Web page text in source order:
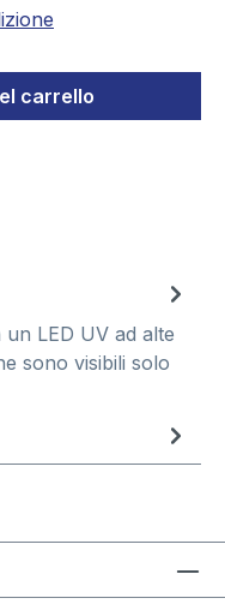
la
carrello
LED UV ad alte
sono visibili solo